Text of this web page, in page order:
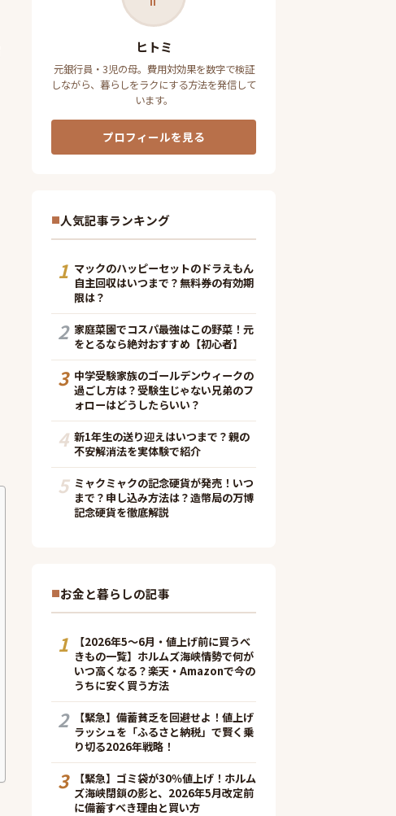
ヒトミ
元銀行員・3児の母。費用対効果を数字で検証
しながら、暮らしをラクにする方法を発信して
います。
プロフィールを見る
人気記事ランキング
1 マックのハッピーセットのドラえもん
自主回収はいつまで？無料券の有効期
限は？
2 家庭菜園でコスパ最強はこの野菜！元
をとるなら絶対おすすめ【初心者】
3 中学受験家族のゴールデンウィークの
過ごし方は？受験生じゃない兄弟のフ
ォローはどうしたらいい？
4 新1年生の送り迎えはいつまで？親の
不安解消法を実体験で紹介
5 ミャクミャクの記念硬貨が発売！いつ
まで？申し込み方法は？造幣局の万博
記念硬貨を徹底解説
お金と暮らしの記事
1
【2026年5〜6月・値上げ前に買うべ
きもの一覧】ホルムズ海峡情勢で何が
いつ高くなる？楽天・Amazonで今の
うちに安く買う方法
2
【緊急】備蓄貧乏を回避せよ！値上げ
ラッシュを「ふるさと納税」で賢く乗
り切る2026年戦略！
3
【緊急】ゴミ袋が30％値上げ！ホルム
ズ海峡閉鎖の影と、2026年5月改定前
に備蓄すべき理由と買い方